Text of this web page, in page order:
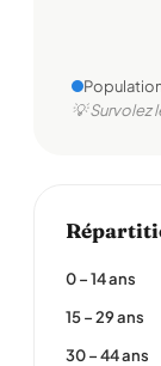
💡 Survolez
0 – 14 ans
15 – 29 ans
30 – 44 ans